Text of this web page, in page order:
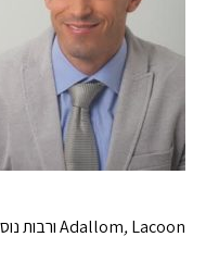
Adallom,Lacoon ורבות נוספות.